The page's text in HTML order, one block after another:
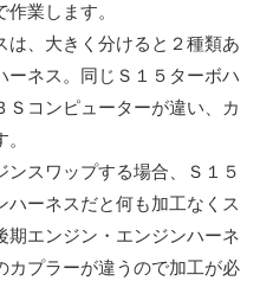
業します。
は、大きく分けると２種類あ
ーネス。同じＳ１５ターボハ
Ｓコンピューターが違い、カ
ンスワップする場合、Ｓ１５
ハーネスだと何も加工なくス
期エンジン・エンジンハーネ
カプラーが違うので加工が必